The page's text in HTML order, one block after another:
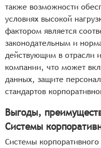
также возможности
условиях высокой
фактором является
законодательным и
действующим в отрасли
компании, что может
данных, защите
стандартов
Выгоды,
Системы
Системы